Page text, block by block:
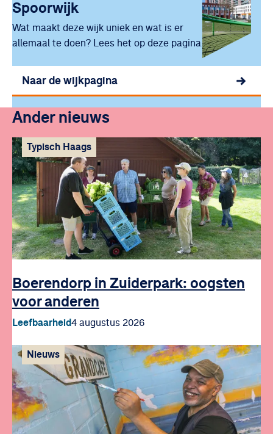
Spoorwijk
Wat maakt deze wijk uniek en wat is er
allemaal te doen? Lees het op deze pagina.
Naar de wijkpagina
Ander nieuws
Boerendorp in Zuiderpark: oogsten
voor anderen
Leefbaarheid4 augustus 2026
Typisch Haags
Nieuws